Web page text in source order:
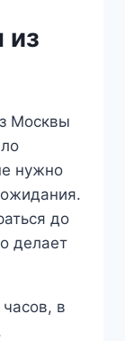
из
Москвы
нужно
до
делает
в